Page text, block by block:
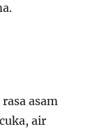
asam
air